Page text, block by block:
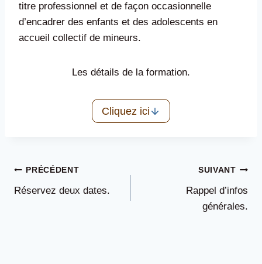
titre professionnel et de façon occasionnelle
d’encadrer des enfants et des adolescents en
accueil collectif de mineurs.
Les détails de la formation.
Cliquez ici
Navigation
PRÉCÉDENT
Réservez deux dates.
SUIVANT
Rappel d’infos
générales.